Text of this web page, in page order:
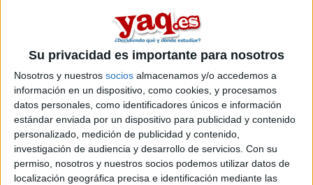
Su privacidad es importante para nosotros
Nosotros y nuestros socios almacenamos y/o accedemos a
información en un dispositivo, como cookies, y procesamos
datos personales, como identificadores únicos e información
estándar enviada por un dispositivo para publicidad y contenido
personalizado, medición de publicidad y contenido,
investigación de audiencia y desarrollo de servicios. Con su
permiso, nosotros y nuestros socios podemos utilizar datos de
localización geográfica precisa e identificación mediante las
cuenta muchos factores, pero aquí busco vuestra ayuda para
uno: ¿Qué universidad es mejor?
Es difícil ser objetivo, sobretodo si eres de esa ciudad o
estudias esa carrera. Busco vuestra opinión, y si puede ser, la
más pura objetividad. He intentando hacer comparativas de
asignaturas en ambas, y no logro encontrar diferencias
significativas, pero claro, mi ojo no ve las cosas de la forma
que lo puede hacer un estudiante universitario como tú
puedes ser.
Mi decisión gira entorno a dos universidades: La universidad
de Granada o la universidad de Córdoba.